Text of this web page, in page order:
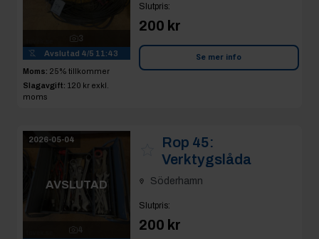
3
Avslutad 4/5 11:43
Moms: 25% tillkommer
Slagavgift: 120 kr exkl.
moms
Slutpris:
200 kr
Se mer info
2026-05-04
AVSLUTAD
4
Rop 45:
Verktygslåda
Söderhamn
Slutpris:
200 kr